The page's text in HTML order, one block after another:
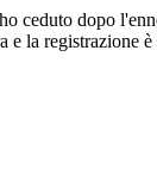
ceduto dopo
e la registrazione è